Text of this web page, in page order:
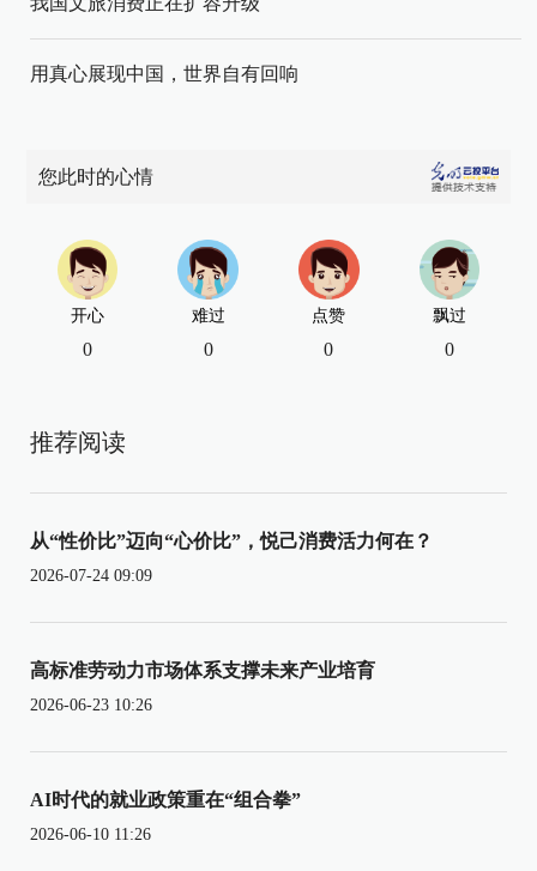
用真心展现中国，世界自有回响
您此时的心情
开心
0
难过
0
点赞
0
飘过
0
推荐阅读
从“性价比”迈向“心价比”，悦己消费活力何在？
2026-07-24 09:09
高标准劳动力市场体系支撑未来产业培育
2026-06-23 10:26
AI时代的就业政策重在“组合拳”
2026-06-10 11:26